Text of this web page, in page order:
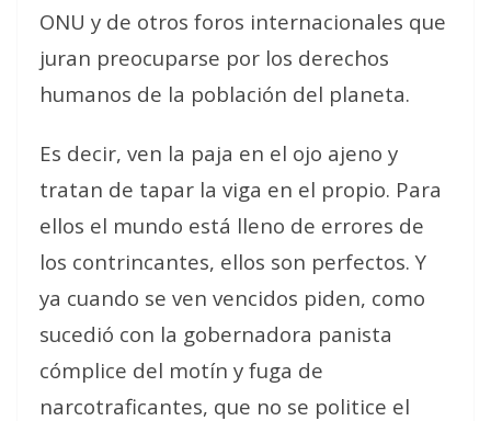
ONU y de otros foros internacionales que
juran preocuparse por los derechos
humanos de la población del planeta.
Es decir, ven la paja en el ojo ajeno y
tratan de tapar la viga en el propio. Para
ellos el mundo está lleno de errores de
los contrincantes, ellos son perfectos. Y
ya cuando se ven vencidos piden, como
sucedió con la gobernadora panista
cómplice del motín y fuga de
narcotraficantes, que no se politice el